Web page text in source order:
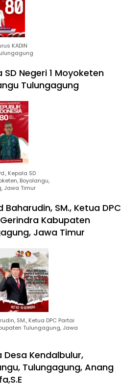
KADIN
SD Negeri 1 Moyoketen
Tulungagung
Kepala SD
Boyolangu,
Jawa Timur
Baharudin, SM., Ketua DPC
Kabupaten
Jawa Timur
SM., Ketua DPC Partai
Tulungagung, Jawa
Desa Kendalbulur,
Tulungagung, Anang